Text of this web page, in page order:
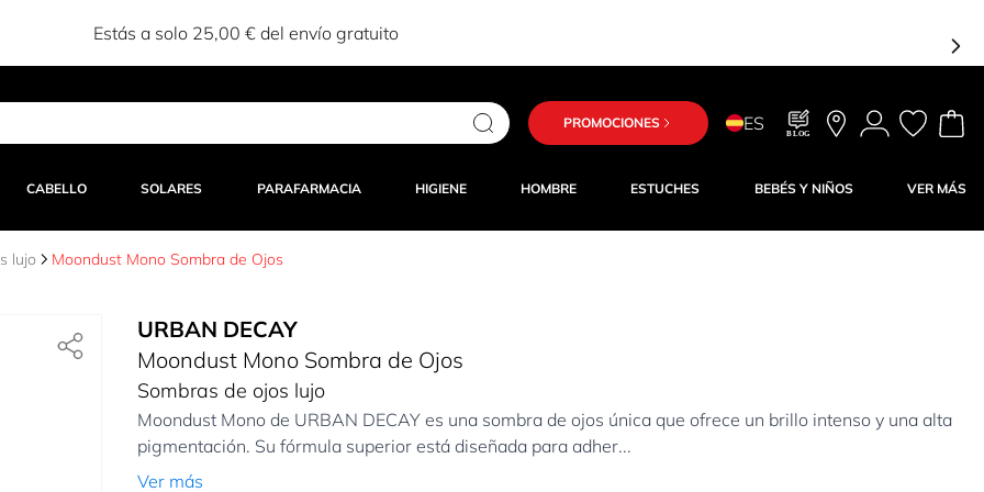
Estás a solo 25,00 € del envío gratuito
PROMOCIONES ES BLOG
CABELLO SOLARES PARAFARMACIA HIGIENE HOMBRE ESTUCHES BEBÉS Y NIÑOS VER MÁS
lujo Moondust Mono Sombra de Ojos
URBAN DECAY
Moondust Mono Sombra de Ojos
Sombras de ojos lujo
Moondust Mono de URBAN DECAY es una sombra de ojos única que ofrece un brillo intenso y una alta
pigmentación. Su fórmula superior está diseñada para adher...
Ver más